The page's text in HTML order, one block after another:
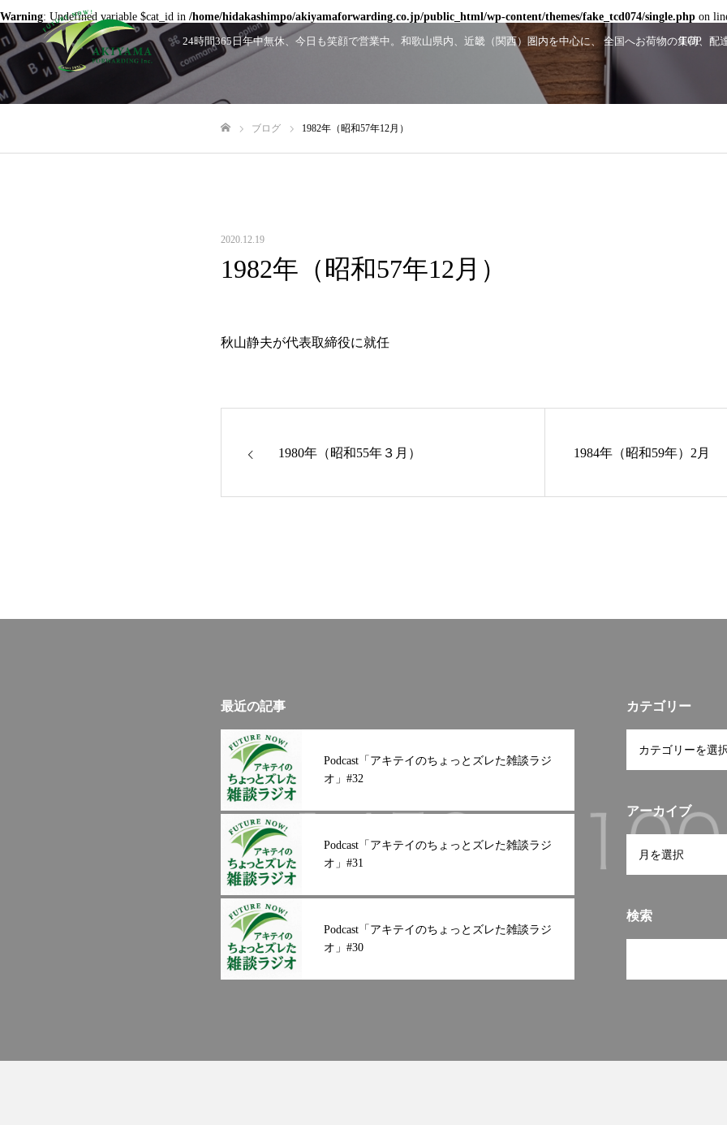
24時間365日年中無休、今日も笑顔で営業中。和歌山県内、近畿（関西）圏内を中心に、 全国へお荷物の集荷、配
TOP
Warning: Undefined variable $cat_id in /home/hidakashimpo/akiyamaforwarding.co.jp/public_html/wp-content/themes/fake_tcd074/single.php on
ブログ 1982年（昭和57年12月）
2020.12.19
1982年（昭和57年12月）
秋山静夫が代表取締役に就任
1980年（昭和55年３月） 1984年（昭和59年）2月
最近の記事
Podcast「アキテイのちょっとズレた雑談ラジ
オ」#32
Podcast「アキテイのちょっとズレた雑談ラジ
オ」#31
Podcast「アキテイのちょっとズレた雑談ラジ
オ」#30
カテゴリー
アーカイブ
検索